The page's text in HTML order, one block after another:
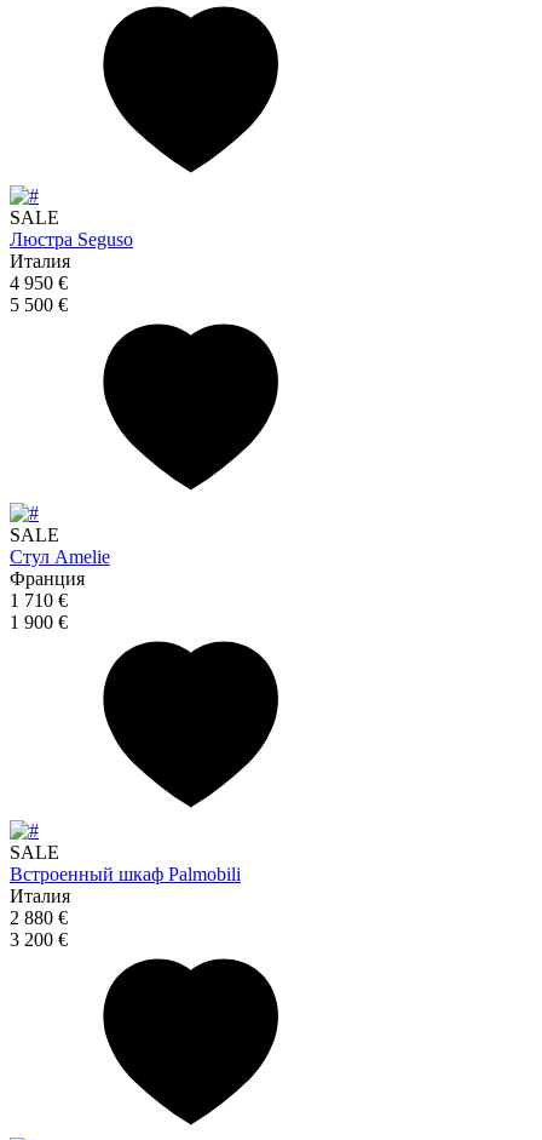
SALE
Люстра Seguso
Италия
4 950 €
5 500 €
SALE
Стул Amelie
Франция
1 710 €
1 900 €
SALE
Встроенный шкаф Palmobili
Италия
2 880 €
3 200 €